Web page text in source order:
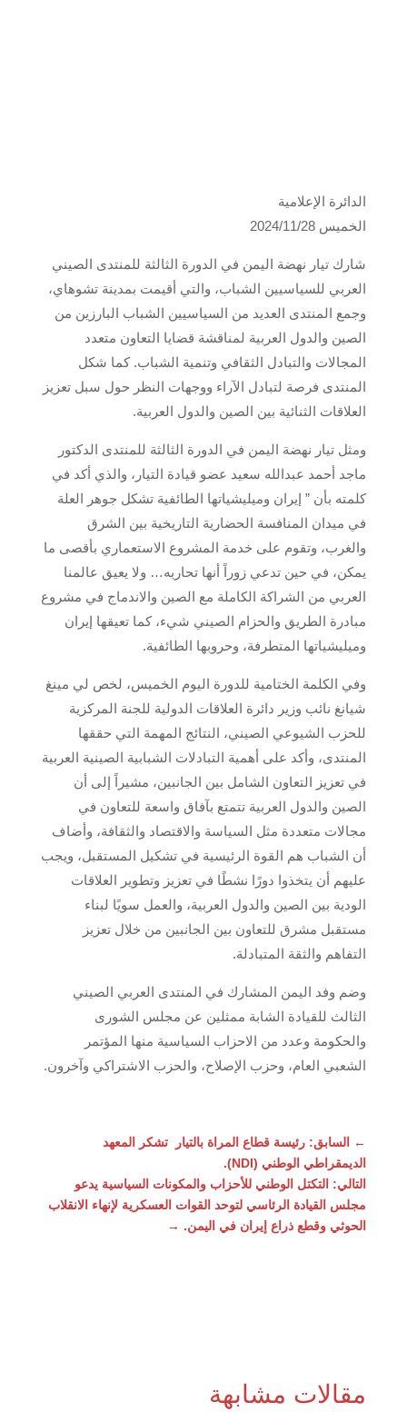
الدائرة الإعلامية
الخميس 2024‪/11/28
شارك تيار نهضة اليمن في الدورة الثالثة للمنتدى الصيني
العربي للسياسيين الشباب، والتي أقيمت بمدينة تشوهاي،
وجمع المنتدى العديد من السياسيين الشباب البارزين من
الصين والدول العربية لمناقشة قضايا التعاون متعدد
المجالات والتبادل الثقافي وتنمية الشباب. كما شكل
المنتدى فرصة لتبادل الآراء ووجهات النظر حول سبل تعزيز
العلاقات الثنائية بين الصين والدول العربية.
ومثل تيار نهضة اليمن في الدورة الثالثة للمنتدى الدكتور
ماجد أحمد عبدالله سعيد عضو قيادة التيار، والذي أكد في
كلمته بأن ” إيران وميليشياتها الطائفية تشكل جوهر العلة
في ميدان المنافسة الحضارية التاريخية بين الشرق
والغرب، وتقوم على خدمة المشروع الاستعماري بأقصى ما
يمكن، في حين تدعي زوراً أنها تحاربه… ولا يعيق عالمنا
العربي من الشراكة الكاملة مع الصين والاندماج في مشروع
مبادرة الطريق والحزام الصيني شيء، كما تعيقها إيران
وميليشياتها المتطرفة، وحروبها الطائفية.
وفي الكلمة الختامية للدورة اليوم الخميس، لخص لي مينغ
شيانغ نائب وزير دائرة العلاقات الدولية للجنة المركزية
للحزب الشيوعي الصيني، النتائج المهمة التي حققها
المنتدى، وأكد على أهمية التبادلات الشبابية الصينية العربية
في تعزيز التعاون الشامل بين الجانبين، مشيراً إلى أن
الصين والدول العربية تتمتع بآفاق واسعة للتعاون في
مجالات متعددة مثل السياسة والاقتصاد والثقافة، وأضاف
أن الشباب هم القوة الرئيسية في تشكيل المستقبل، ويجب
عليهم أن يتخذوا دورًا نشطًا في تعزيز وتطوير العلاقات
الودية بين الصين والدول العربية، والعمل سويًا لبناء
مستقبل مشرق للتعاون بين الجانبين من خلال تعزيز
التفاهم والثقة المتبادلة.
وضم وفد اليمن المشارك في المنتدى العربي الصيني
الثالث للقيادة الشابة ممثلين عن مجلس الشورى
والحكومة وعدد من الاحزاب السياسية منها المؤتمر
الشعبي العام، وحزب الإصلاح، والحزب الاشتراكي وآخرون.
←
السابق: رئيسة قطاع المراة بالتيار تشكر المعهد
الديمقراطي الوطني (NDI).
التالي: التكتل الوطني للأحزاب والمكونات السياسية يدعو
مجلس القيادة الرئاسي لتوحد القوات العسكرية لإنهاء الانقلاب
الحوثي وقطع ذراع إيران في اليمن. →
مقالات مشابهة